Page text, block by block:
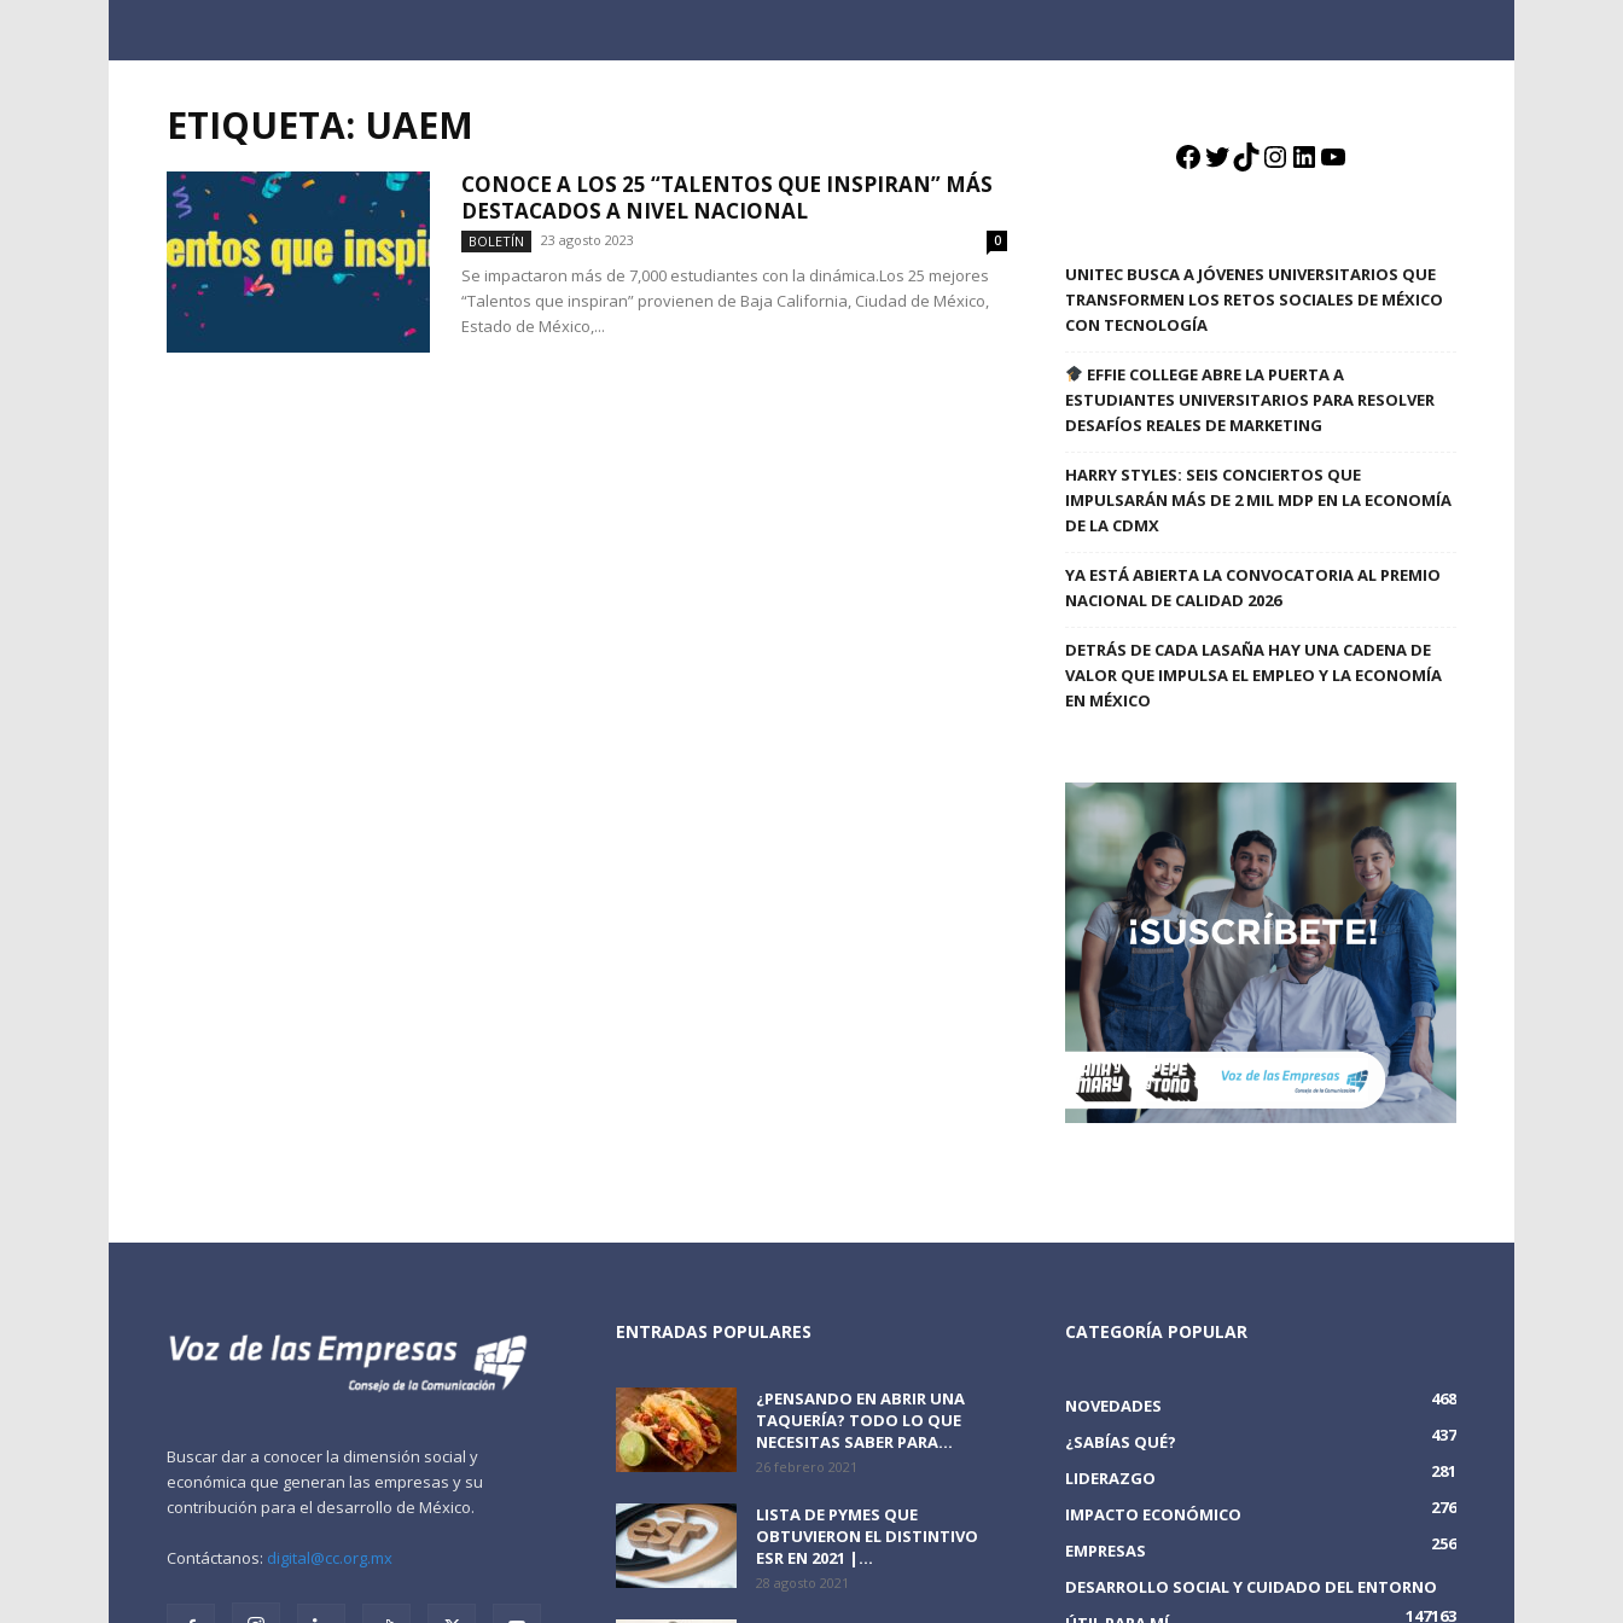
ETIQUETA: UAEM
CONOCE A LOS 25 “TALENTOS QUE INSPIRAN” MÁS
DESTACADOS A NIVEL NACIONAL
BOLETÍN 23 agosto 2023 0
Se impactaron más de 7,000 estudiantes con la dinámica.Los 25 mejores
“Talentos que inspiran” provienen de Baja California, Ciudad de México,
Estado de México,...
Facebook
Twitter
TikTok
Instagram
LinkedIn
YouTube
UNITEC BUSCA A JÓVENES UNIVERSITARIOS QUE
TRANSFORMEN LOS RETOS SOCIALES DE MÉXICO
CON TECNOLOGÍA
EFFIE COLLEGE ABRE LA PUERTA A
ESTUDIANTES UNIVERSITARIOS PARA RESOLVER
DESAFÍOS REALES DE MARKETING
HARRY STYLES: SEIS CONCIERTOS QUE
IMPULSARÁN MÁS DE 2 MIL MDP EN LA ECONOMÍA
DE LA CDMX
YA ESTÁ ABIERTA LA CONVOCATORIA AL PREMIO
NACIONAL DE CALIDAD 2026
DETRÁS DE CADA LASAÑA HAY UNA CADENA DE
VALOR QUE IMPULSA EL EMPLEO Y LA ECONOMÍA
EN MÉXICO
Buscar dar a conocer la dimensión social y
económica que generan las empresas y su
contribución para el desarrollo de México.
Contáctanos: digital@cc.org.mx
ENTRADAS POPULARES
¿PENSANDO EN ABRIR UNA
TAQUERÍA? TODO LO QUE
NECESITAS SABER PARA...
26 febrero 2021
LISTA DE PYMES QUE
OBTUVIERON EL DISTINTIVO
ESR EN 2021 |...
28 agosto 2021
CATEGORÍA POPULAR
NOVEDADES
468
¿SABÍAS QUÉ?
437
LIDERAZGO
281
IMPACTO ECONÓMICO
276
EMPRESAS
256
DESARROLLO SOCIAL Y CUIDADO DEL ENTORNO
163
147